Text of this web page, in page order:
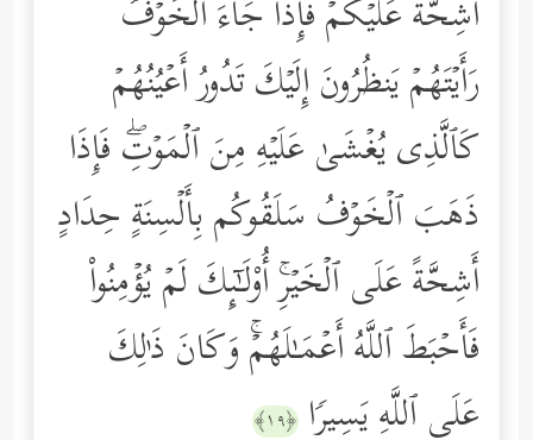
أَشِحَّةً عَلَیۡكُمۡۖ فَإِذَا جَاۤءَ ٱلۡخَوۡفُ
رَأَیۡتَهُمۡ یَنظُرُونَ إِلَیۡكَ تَدُورُ أَعۡیُنُهُمۡ
كَٱلَّذِی یُغۡشَىٰ عَلَیۡهِ مِنَ ٱلۡمَوۡتِۖ فَإِذَا
ذَهَبَ ٱلۡخَوۡفُ سَلَقُوكُم بِأَلۡسِنَةٍ حِدَادٍ
أَشِحَّةً عَلَى ٱلۡخَیۡرِۚ أُوْلَـٰۤىِٕكَ لَمۡ یُؤۡمِنُواْ
فَأَحۡبَطَ ٱللَّهُ أَعۡمَـٰلَهُمۡۚ وَكَانَ ذَ ٰ⁠لِكَ
عَلَى ٱللَّهِ یَسِیرࣰا ﴿١٩﴾